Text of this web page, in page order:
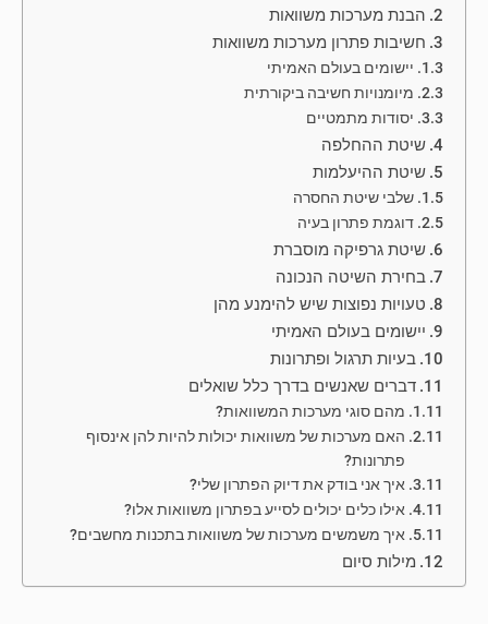
הבנת מערכות משוואות
חשיבות פתרון מערכות משוואות
יישומים בעולם האמיתי
מיומנויות חשיבה ביקורתית
יסודות מתמטיים
שיטת ההחלפה
שיטת ההיעלמות
שלבי שיטת החסרה
דוגמת פתרון בעיה
שיטת גרפיקה מוסברת
בחירת השיטה הנכונה
טעויות נפוצות שיש להימנע מהן
יישומים בעולם האמיתי
בעיות תרגול ופתרונות
דברים שאנשים בדרך כלל שואלים
מהם סוגי מערכות המשוואות?
האם מערכות של משוואות יכולות להיות להן אינסוף
פתרונות?
איך אני בודק את דיוק הפתרון שלי?
אילו כלים יכולים לסייע בפתרון משוואות אלו?
איך משמשים מערכות של משוואות בתכנות מחשבים?
מילות סיום